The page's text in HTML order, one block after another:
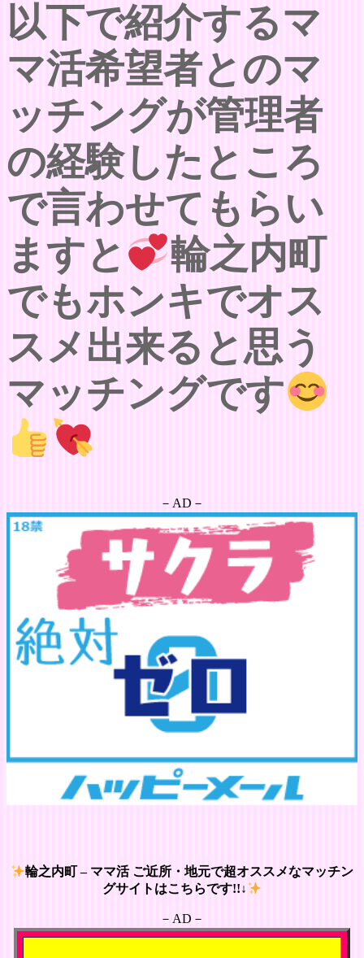
以下で紹介するマ
マ活希望者とのマ
ッチングが管理者
の経験したところ
で言わせてもらい
ますと
輪之内町
でもホンキでオス
スメ出来ると思う
マッチングです
－AD－
輪之内町 – ママ活 ご近所・地元で超オススメなマッチン
グサイトはこちらです!!↓
－AD－